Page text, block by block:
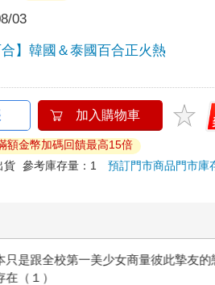
03
合】韓國＆泰國百合正火熱
加入購物車
額金幣加碼回饋最高15倍
貨 參考庫存量：1預訂門市商品門市庫
跟全校第一美少女商量彼此摯友的戀
１）